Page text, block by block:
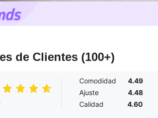
de Clientes (100+)
Comodidad
4.49
Ajuste
4.48
Calidad
4.60